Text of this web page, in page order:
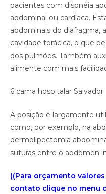
pacientes com dispnéia
abdominal ou cardíaca.
abdominais do diafragma,
cavidade torácica, o que
dos pulmões. Também
alimente com mais
6 cama hospitalar Salvador
A posição é largamente
como, por exemplo, na
dermolipectomia
suturas entre o abdômen
((Para orçamento
contato clique no menu